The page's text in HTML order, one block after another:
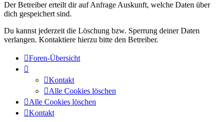
Der Betreiber erteilt dir auf Anfrage Auskunft, welche Daten über
dich gespeichert sind.
Du kannst jederzeit die Löschung bzw. Sperrung deiner Daten
verlangen. Kontaktiere hierzu bitte den Betreiber.
Foren-Übersicht
Kontakt
Alle Cookies löschen
Alle Cookies löschen
Kontakt